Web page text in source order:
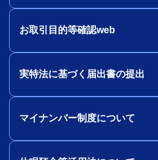
お取引目的等確認web
実特法に基づく届出書の提出
マイナンバー制度について